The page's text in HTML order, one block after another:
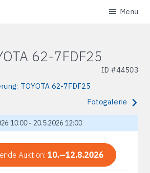
Menü
62-7FDF25
ID #44503
Fotogalerie
10:00 - 20.5.2026 12:00
Auktion: 10.—12.8.2026